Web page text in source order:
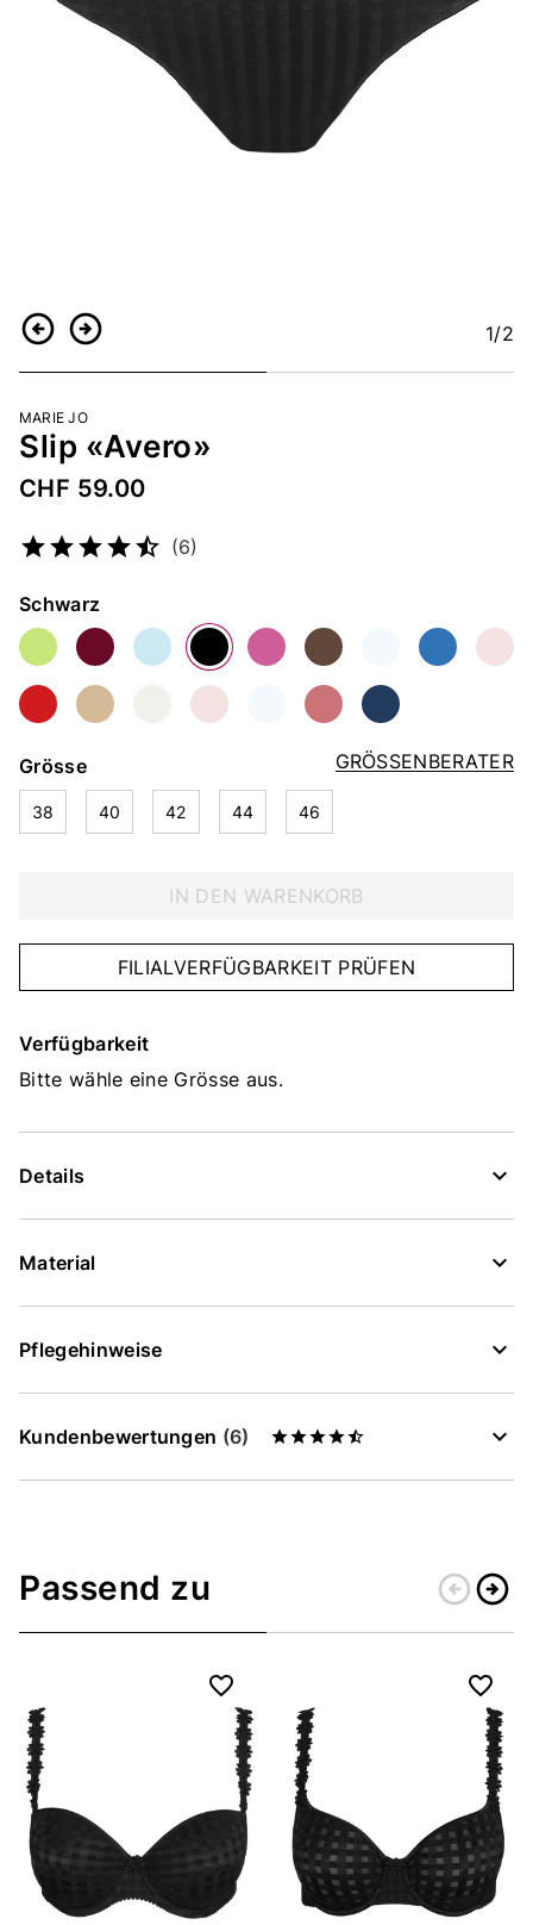
ZurückWeiter 1/2
MARIE JO
Slip «Avero»
CHF 59.00
(6)
Farbe
Schwarz
GRÖSSENBERATER
Grösse
38 40 42 44 46
IN DEN WARENKORB
FILIALVERFÜGBARKEIT PRÜFEN
Verfügbarkeit
Bitte wähle eine Grösse aus.
Details
Material
Pflegehinweise
Kundenbewertungen (6)
Passend zu arrow_circle_leftarrow_circle_right